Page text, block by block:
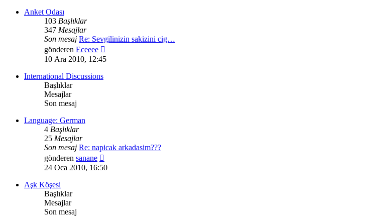
Anket Odası
103 Başlıklar
347 Mesajlar
Son mesaj Re: Sevgilinizin sakizini cig…
gönderen Eceeee
mesajı
10 Ara 2010, 12:45
International Discussions
Başlıklar
Mesajlar
Son mesaj
Language: German
4 Başlıklar
25 Mesajlar
Son mesaj Re: napicak arkadasim???
gönderen sanane
mesajı
24 Oca 2010, 16:50
Aşk Köşesi
Başlıklar
Mesajlar
Son mesaj